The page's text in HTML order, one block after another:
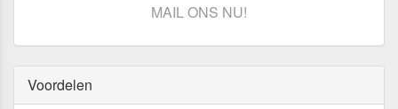
MAIL ONS NU!
Voordelen